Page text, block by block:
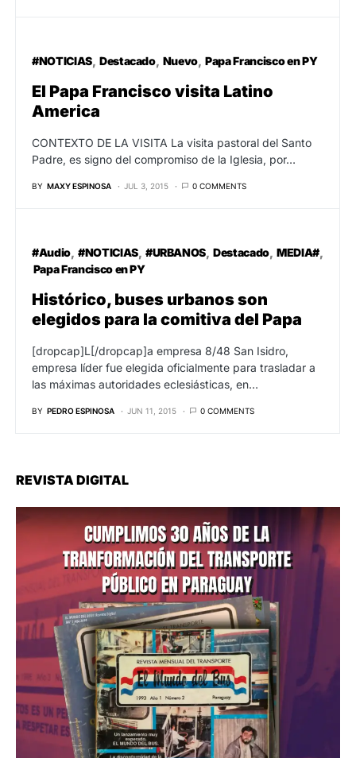
#NOTICIAS Destacado Nuevo Papa Francisco en PY
El Papa Francisco visita Latino
America
CONTEXTO DE LA VISITA La visita pastoral del Santo
Padre, es signo del compromiso de la Iglesia, por…
BY MAXY ESPINOSA JUL 3, 2015 0 COMMENTS
#Audio #NOTICIAS #URBANOS Destacado MEDIA#
Papa Francisco en PY
Histórico, buses urbanos son
elegidos para la comitiva del Papa
[dropcap]L[/dropcap]a empresa 8/48 San Isidro,
empresa líder fue elegida oficialmente para trasladar a
las máximas autoridades eclesiásticas, en…
BY PEDRO ESPINOSA JUN 11, 2015 0 COMMENTS
REVISTA DIGITAL